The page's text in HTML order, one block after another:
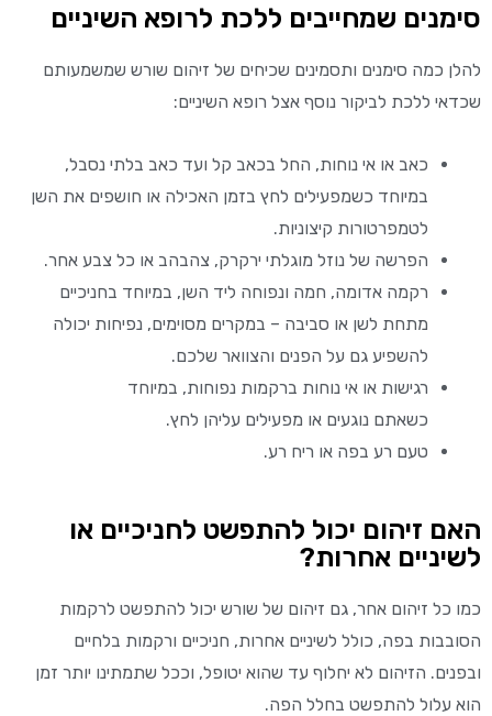
סימנים שמחייבים ללכת לרופא השיניים
להלן כמה סימנים ותסמינים שכיחים של זיהום שורש שמשמעותם
שכדאי ללכת לביקור נוסף אצל רופא השיניים:
כאב או אי נוחות, החל בכאב קל ועד כאב בלתי נסבל,
במיוחד כשמפעילים לחץ בזמן האכילה או חושפים את השן
לטמפרטורות קיצוניות.
הפרשה של נוזל מוגלתי ירקרק, צהבהב או כל צבע אחר.
רקמה אדומה, חמה ונפוחה ליד השן, במיוחד בחניכיים
מתחת לשן או סביבה – במקרים מסוימים, נפיחות יכולה
להשפיע גם על הפנים והצוואר שלכם.
רגישות או אי נוחות ברקמות נפוחות, במיוחד
כשאתם נוגעים או מפעילים עליהן לחץ.
טעם רע בפה או ריח רע.
האם זיהום יכול להתפשט לחניכיים או
לשיניים אחרות?
כמו כל זיהום אחר, גם זיהום של שורש יכול להתפשט לרקמות
הסובבות בפה, כולל לשיניים אחרות, חניכיים ורקמות בלחיים
ובפנים. הזיהום לא יחלוף עד שהוא יטופל, וככל שתמתינו יותר זמן
הוא עלול להתפשט בחלל הפה.